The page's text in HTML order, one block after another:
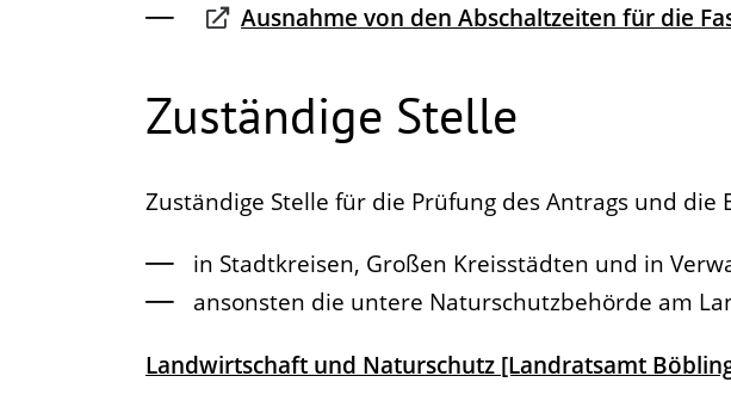
Ausnahme von den Abschaltzeiten für die
Zuständige Stelle
Zuständige Stelle für die Prüfung des Antrags und
in Stadtkreisen, Großen Kreisstädten und in
ansonsten die untere Naturschutzbehörde am
Landwirtschaft und Naturschutz [Landratsamt